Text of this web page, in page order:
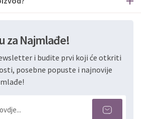
za Najmlađe!
i budite prvi koji će otkriti
posebne popuste i najnovije